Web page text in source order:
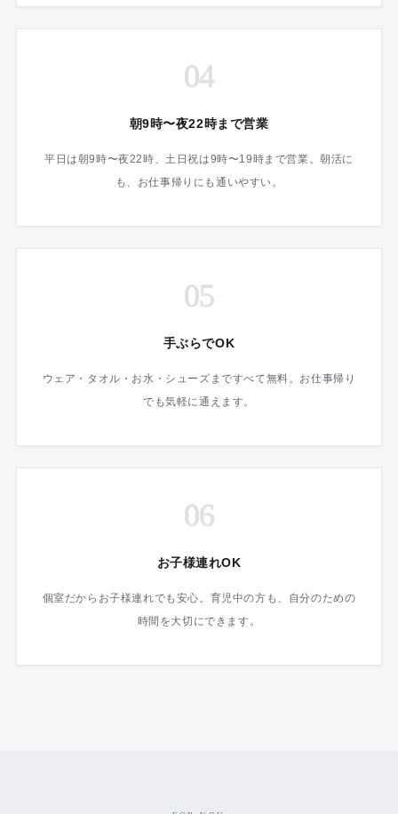
04
朝9時〜夜22時まで営業
平日は朝9時〜夜22時、土日祝は9時〜19時まで営業。朝活に
も、お仕事帰りにも通いやすい。
05
手ぶらでOK
ウェア・タオル・お水・シューズまですべて無料。お仕事帰り
でも気軽に通えます。
06
お子様連れOK
個室だからお子様連れでも安心。育児中の方も、自分のための
時間を大切にできます。